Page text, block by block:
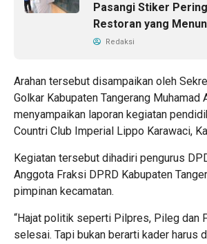
Pasangi Stiker
Restoran yang
Redaksi
Arahan tersebut disampaikan oleh
Golkar Kabupaten Tangerang Muhamad
menyampaikan laporan kegiatan
Countri Club Imperial Lippo Karawaci,
Kegiatan tersebut dihadiri pengurus
Anggota Fraksi DPRD Kabupaten
pimpinan kecamatan.
“Hajat politik seperti Pilpres, Pileg dan
selesai. Tapi bukan berarti kader harus